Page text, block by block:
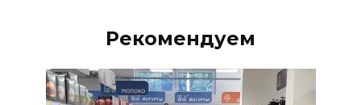
Рекомендуем